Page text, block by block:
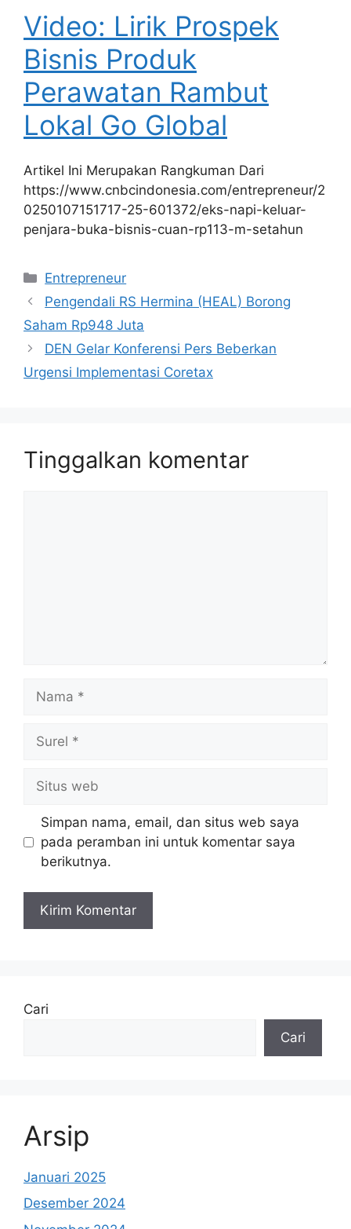
Video: Lirik Prospek
Bisnis Produk
Perawatan Rambut
Lokal Go Global
Artikel Ini Merupakan Rangkuman Dari
https://www.cnbcindonesia.com/entrepreneur/2
0250107151717-25-601372/eks-napi-keluar-
penjara-buka-bisnis-cuan-rp113-m-setahun
Kategori
Entrepreneur
Pengendali RS Hermina (HEAL) Borong
Saham Rp948 Juta
DEN Gelar Konferensi Pers Beberkan
Urgensi Implementasi Coretax
Tinggalkan komentar
Nama
Surel
Situs
web
Simpan nama, email, dan situs web saya
pada peramban ini untuk komentar saya
berikutnya.
Cari
Cari
Arsip
Januari 2025
Desember 2024